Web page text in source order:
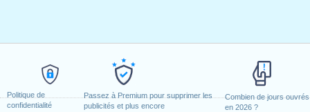
Politique de
confidentialité
Passez à Premium pour supprimer les
publicités et plus encore
Combien de jours ouvrés
en 2026 ?